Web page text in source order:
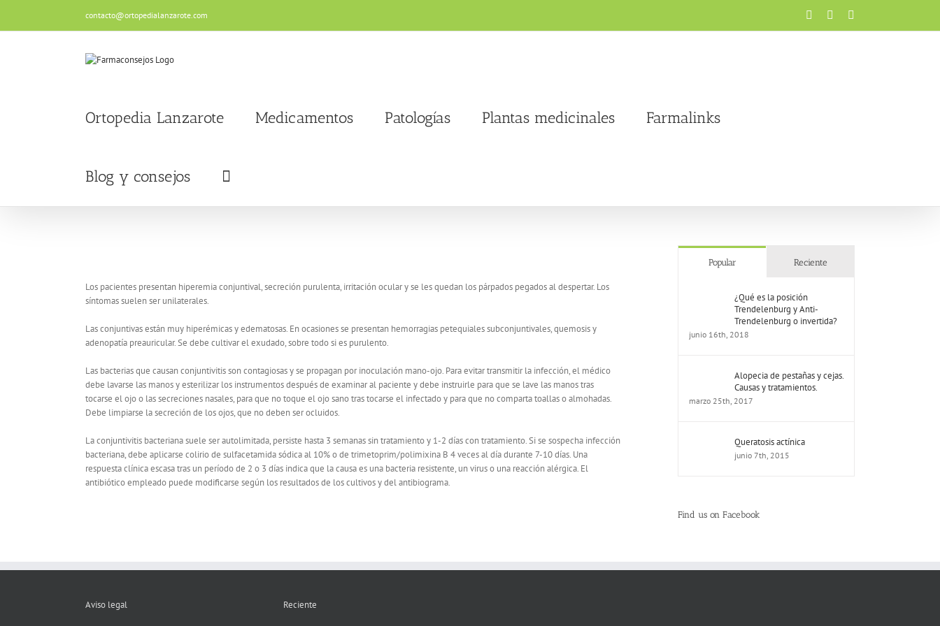
contenido
contacto@ortopedialanzarote.com Facebook
Ortopedia Lanzarote Medicamentos Patologías Plantas medicinales Farmalinks
Blog y consejos
Los pacientes presentan hiperemia conjuntival, secreción purulenta, irritación ocular y se les quedan los párpados pegados al despertar. Los
síntomas suelen ser unilaterales.
Las conjuntivas están muy hiperémicas y edematosas. En ocasiones se presentan hemorragias petequiales subconjuntivales, quemosis y
adenopatía preauricular. Se debe cultivar el exudado, sobre todo si es purulento.
Las bacterias que causan conjuntivitis son contagiosas y se propagan por inoculación mano-ojo. Para evitar transmitir la infección, el médico
debe lavarse las manos y esterilizar los instrumentos después de examinar al paciente y debe instruirle para que se lave las manos tras
tocarse el ojo o las secreciones nasales, para que no toque el ojo sano tras tocarse el infectado y para que no comparta toallas o almohadas.
Debe limpiarse la secreción de los ojos, que no deben ser ocluidos.
La conjuntivitis bacteriana suele ser autolimitada, persiste hasta 3 semanas sin tratamiento y 1-2 días con tratamiento. Si se sospecha infección
bacteriana, debe aplicarse colirio de sulfacetamida sódica al 10% o de trimetoprim/polimixina B 4 veces al día durante 7-10 días. Una
respuesta clínica escasa tras un período de 2 o 3 días indica que la causa es una bacteria resistente, un virus o una reacción alérgica. El
antibiótico empleado puede modificarse según los resultados de los cultivos y del antibiograma.
Popular Reciente
¿Qué es la posición
Trendelenburg y Anti-
Trendelenburg o invertida?
junio 16th, 2018
Alopecia de pestañas y cejas.
Causas y tratamientos.
marzo 25th, 2017
Queratosis actínica
junio 7th, 2015
Find us on Facebook
Aviso legal Reciente